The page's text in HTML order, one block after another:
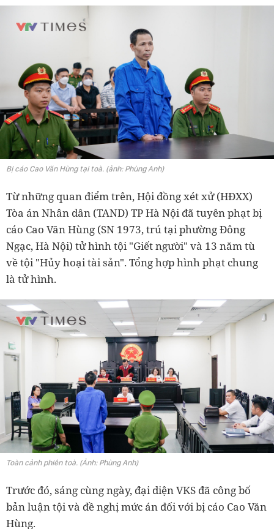
Bị cáo Cao Văn Hùng tại toà. (ảnh: Phùng Anh)
Từ những quan điểm trên, Hội đồng xét xử (HĐXX)
Tòa án Nhân dân (TAND) TP Hà Nội đã tuyên phạt bị
cáo Cao Văn Hùng (SN 1973, trú tại phường Đông
Ngạc, Hà Nội) tử hình tội "Giết người" và 13 năm tù
về tội "Hủy hoại tài sản". Tổng hợp hình phạt chung
là tử hình.
Toàn cảnh phiên toà. (Ảnh: Phùng Anh)
Trước đó, sáng cùng ngày, đại diện VKS đã công bố
bản luận tội và đề nghị mức án đối với bị cáo Cao Văn
Hùng.